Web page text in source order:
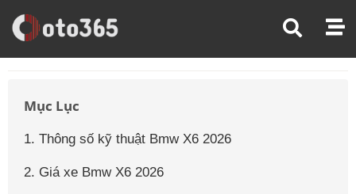
Trang Chủ Giá Xe Ô Tô
Mục Lục
1. Thông số kỹ thuật Bmw X6 2026
2. Giá xe Bmw X6 2026